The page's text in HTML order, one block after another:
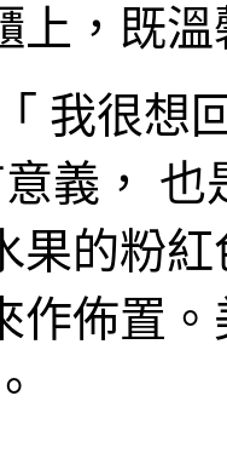
上，既
我很想
義，
果的粉
作佈置